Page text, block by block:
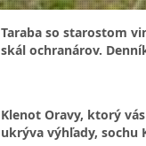
Taraba so starostom
skál ochranárov.
Klenot Oravy, ktorý
ukrýva výhľady, sochu